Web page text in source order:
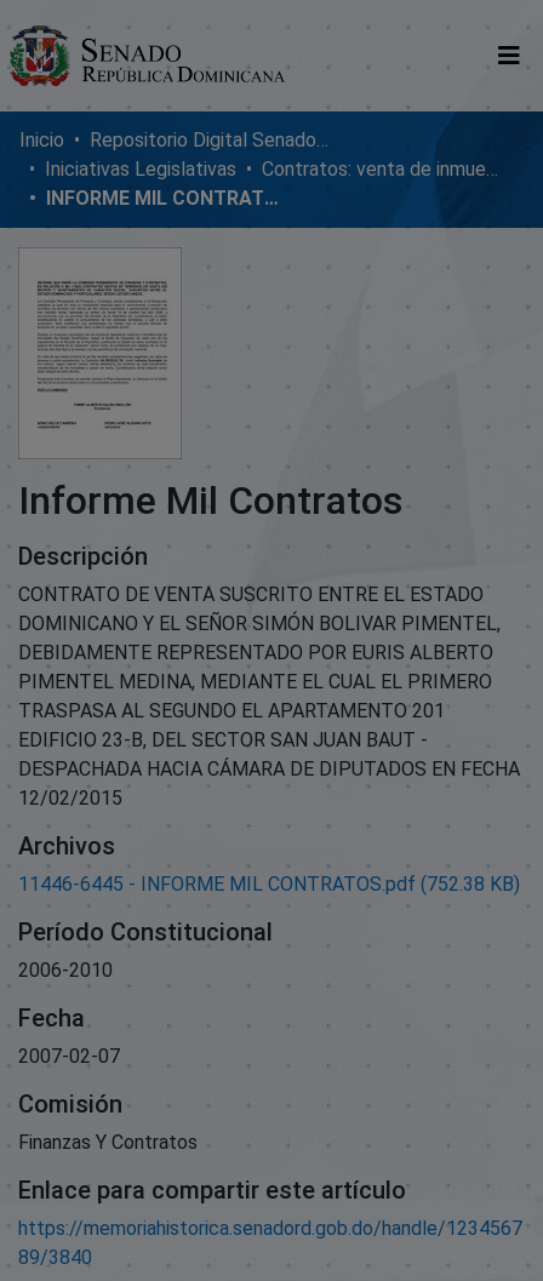
Comunidades
Glosario
Nosotros
Inicio
Repositorio Digital SenadoRD
Iniciativas Legislativas
Contratos: venta de inmuebles, enmiendas y donaciones
INFORME MIL CONTRATOS
Informe Mil Contratos
Descripción
CONTRATO DE VENTA SUSCRITO ENTRE EL ESTADO
DOMINICANO Y EL SEÑOR SIMÓN BOLIVAR PIMENTEL,
DEBIDAMENTE REPRESENTADO POR EURIS ALBERTO
PIMENTEL MEDINA, MEDIANTE EL CUAL EL PRIMERO
TRASPASA AL SEGUNDO EL APARTAMENTO 201
EDIFICIO 23-B, DEL SECTOR SAN JUAN BAUT -
DESPACHADA HACIA CÁMARA DE DIPUTADOS EN FECHA
12/02/2015
Archivos
11446-6445 - INFORME MIL CONTRATOS.pdf (752.38 KB)
Período Constitucional
2006-2010
Fecha
2007-02-07
Comisión
Finanzas Y Contratos
Enlace para compartir este artículo
https://memoriahistorica.senadord.gob.do/handle/1234567
89/3840